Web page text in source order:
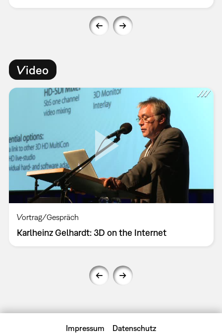
Video
Vortrag/Gespräch
Karlheinz Gelhardt: 3D on the Internet
Impressum Datenschutz